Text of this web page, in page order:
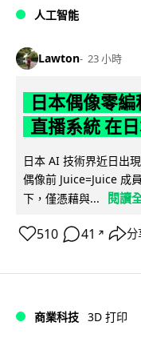
人工智能
Lawton 23 小時
日本偶像零
直播系統 在
日本 AI 技術界近日出
偶像前 Juice=Juice 成
下，僅憑藉與...
閱讀
510 41 ↗ 分
商業科技 3D 打印